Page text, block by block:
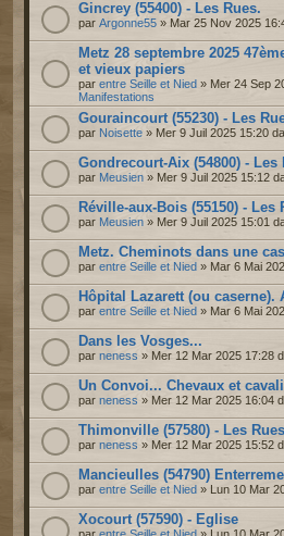
Gincrey (55400) - Les Rues.
par Argonne55 » Mar 25 Nov 2025
Metz 28 septembre 2025
et vieux papiers
par entre Seille et Nied » Mer 24 Sep
Manifestations
Gouraincourt (55230) - Les
par Noisette » Mer 9 Juil 2025 15:20
Gondrecourt-Aix (54800) - Les
par Meusien » Mer 9 Juil 2025 15:12
Réville-aux-Bois (55150) - Les
par Meusien » Mer 9 Juil 2025 15:01
Metz. Cheminots dans une
par entre Seille et Nied » Mar 6 Mai
Hôpital Lazarett (ou caserne).
par entre Seille et Nied » Mar 6 Mai
Dans les Vosges...
par neness » Mer 12 Mar 2025 17:28
Un Convoi... Chevaux et
par neness » Mer 12 Mar 2025 16:04
Thimonville (57580) - Les
par neness » Mer 12 Mar 2025 15:52
Mancieulles (54790)
par entre Seille et Nied » Lun 10 Mar
Xocourt (57590) - Eglise
par entre Seille et Nied » Lun 10 Mar